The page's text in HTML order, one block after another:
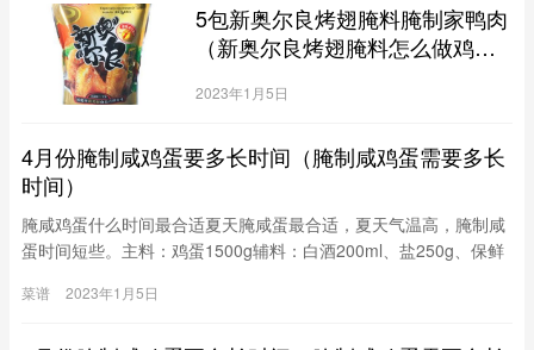
所以楼主一定要把握好腌制时间。不是越长就越好
5包新奥尔良烤翅腌料腌制家鸭肉
（新奥尔良烤翅腌料怎么做鸡
2023年1月5日
4月份腌制咸鸡蛋要多长时间（腌制咸鸡蛋需要多长
时间）
腌咸鸡蛋什么时间最合适夏天腌咸蛋最合适，夏天气温高，腌制咸
蛋时间短些。主料：鸡蛋1500g辅料：白酒200ml、盐250g、保鲜
费白酒，可以分批泡，在取出裹盐的同时再补进来）。2、泡好后
菜谱 2023年1月5日